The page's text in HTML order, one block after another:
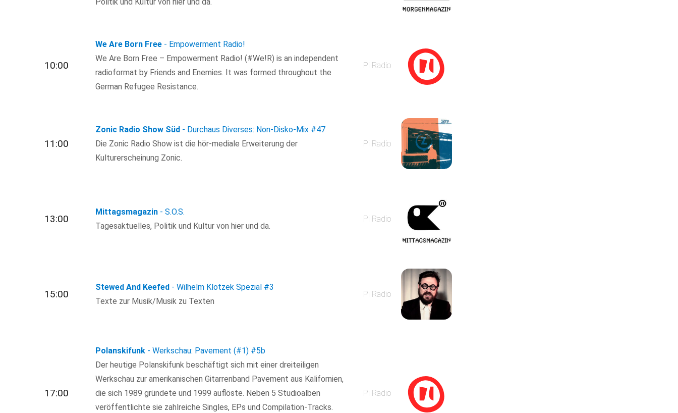
10:00
We Are Born Free - Empowerment Radio!
We Are Born Free – Empowerment Radio! (#We!R) is an independent
radioformat by Friends and Enemies. It was formed throughout the
German Refugee Resistance.
Pi Radio
11:00
Zonic Radio Show Süd - Durchaus Diverses: Non-Disko-Mix #47
Die Zonic Radio Show ist die hör-mediale Erweiterung der
Kulturerscheinung Zonic.
Pi Radio
13:00
Mittagsmagazin - S.O.S.
Tagesaktuelles, Politik und Kultur von hier und da.
Pi Radio
15:00
Stewed And Keefed - Wilhelm Klotzek Spezial #3
Texte zur Musik/Musik zu Texten
Pi Radio
17:00
Polanskifunk - Werkschau: Pavement (#1) #5b
Der heutige Polanskifunk beschäftigt sich mit einer dreiteiligen
Werkschau zur amerikanischen Gitarrenband Pavement aus Kalifornien,
die sich 1989 gründete und 1999 auflöste. Neben 5 Studioalben
veröffentlichte sie zahlreiche Singles, EPs und Compilation-Tracks.
Pi Radio